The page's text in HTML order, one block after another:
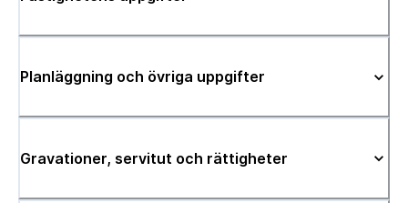
Planläggning och övriga uppgifter
Gravationer, servitut och rättigheter